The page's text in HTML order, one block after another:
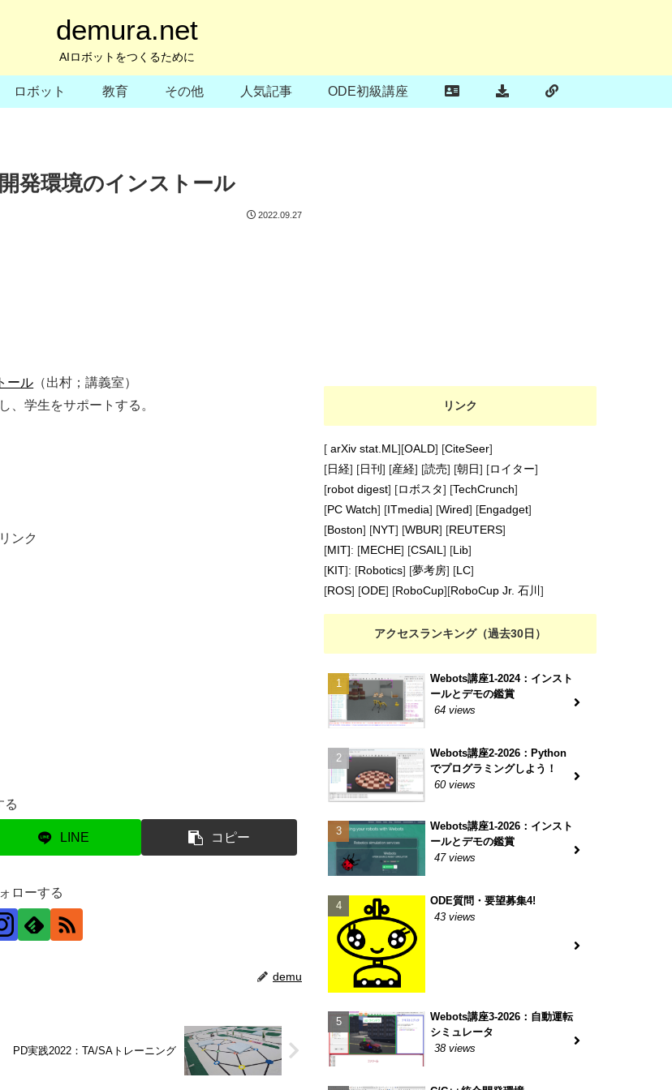
demura.net
AIロボットをつくるために
ロボット 教育 その他 人気記事 ODE初級講座
発環境のインストール
2022.09.27
ール （出村；講義室）
、学生をサポートする。
ンク
る
LINE コピー
ローする
demu
PD実践2022：TA/SAトレーニング
リンク
[ arXiv stat.ML ][OALD] [CiteSeer]
[日経] [日刊 ] [産経] [読売] [朝日] [ロイター]
[robot digest] [ロボスタ] [TechCrunch]
[PC Watch] [ITmedia] [Wired] [Engadget]
[Boston] [NYT] [WBUR] [REUTERS]
[MIT]: [MECHE] [CSAIL ] [Lib]
[KIT]: [Robotics] [夢考房] [LC]
[ROS] [ODE] [RoboCup][RoboCup Jr. 石川 ]
アクセスランキング（過去30日）
Webots講座1-2024：インスト
ールとデモの鑑賞
64 views
Webots講座2-2026：Python
でプログラミングしよう！
60 views
Webots講座1-2026：インスト
ールとデモの鑑賞
47 views
ODE質問・要望募集4!
43 views
Webots講座3-2026：自動運転
シミュレータ
38 views